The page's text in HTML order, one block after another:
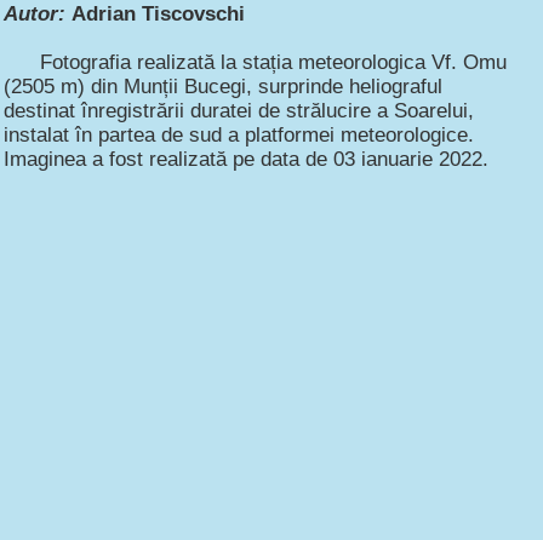
Autor: Adrian Tiscovschi
Fotografia realizată la stația meteorologica Vf. Omu
(2505 m) din Munții Bucegi, surprinde heliograful
destinat înregistrării duratei de strălucire a Soarelui,
instalat în partea de sud a platformei meteorologice.
Imaginea a fost realizată pe data de 03 ianuarie 2022.